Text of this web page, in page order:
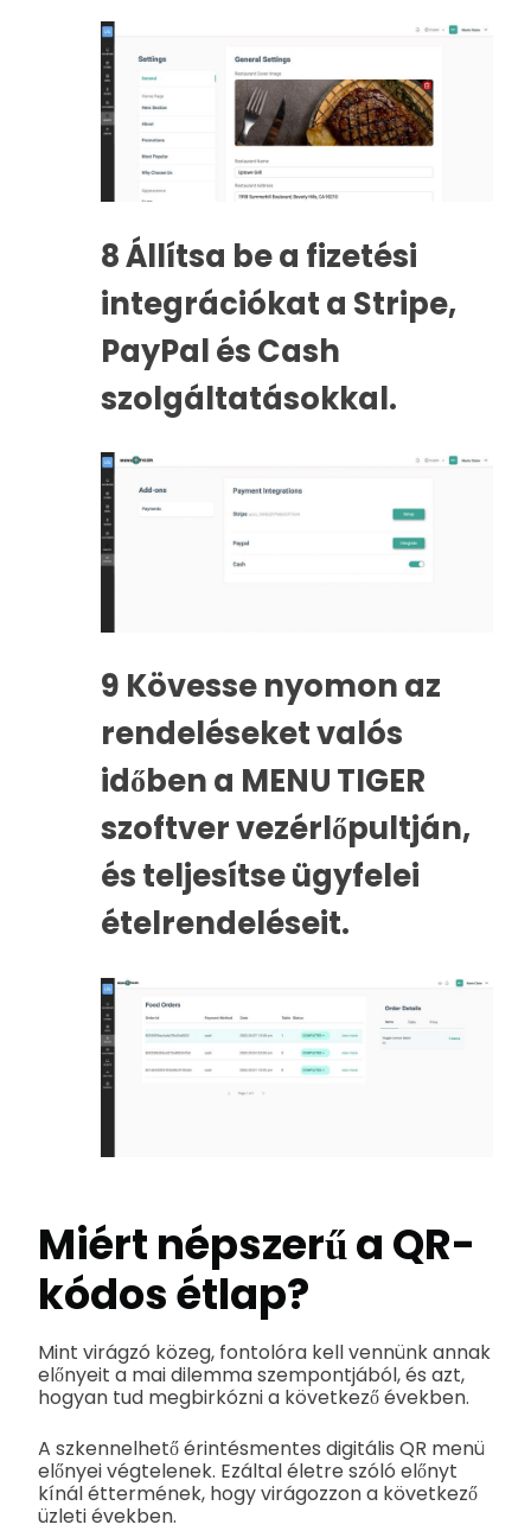
8Állítsa be a fizetési
integrációkat a Stripe,
PayPal és Cash
szolgáltatásokkal.
9 Kövesse nyomon az
rendeléseket valós
időben a MENU TIGER
szoftver vezérlőpultján,
és teljesítse ügyfelei
ételrendeléseit.
Miért népszerű a QR-
kódos étlap?
Mint virágzó közeg, fontolóra kell vennünk annak
előnyeit a mai dilemma szempontjából, és azt,
hogyan tud megbirkózni a következő években.
A szkennelhető érintésmentes digitális QR menü
előnyei végtelenek. Ezáltal életre szóló előnyt
kínál éttermének, hogy virágozzon a következő
üzleti években.